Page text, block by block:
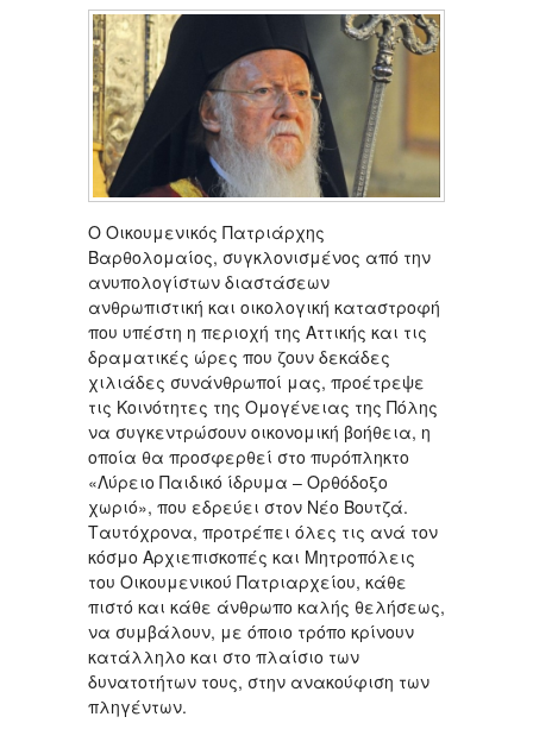
O Οικουμενικός Πατριάρχης
Βαρθολομαίος, συγκλονισμένος από την
ανυπολογίστων διαστάσεων
ανθρωπιστική και οικολογική καταστροφή
που υπέστη η περιοχή της Αττικής και τις
δραματικές ώρες που ζουν δεκάδες
χιλιάδες συνάνθρωποί μας, προέτρεψε
τις Κοινότητες της Ομογένειας της Πόλης
να συγκεντρώσουν οικονομική βοήθεια, η
οποία θα προσφερθεί στο πυρόπληκτο
«Λύρειο Παιδικό ίδρυμα – Ορθόδοξο
χωριό», που εδρεύει στον Νέο Βουτζά.
Ταυτόχρονα, προτρέπει όλες τις ανά τον
κόσμο Αρχιεπισκοπές και Μητροπόλεις
του Οικουμενικού Πατριαρχείου, κάθε
πιστό και κάθε άνθρωπο καλής θελήσεως,
να συμβάλουν, με όποιο τρόπο κρίνουν
κατάλληλο και στο πλαίσιο των
δυνατοτήτων τους, στην ανακούφιση των
πληγέντων.